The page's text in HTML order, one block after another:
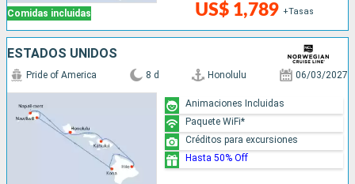
Comidas incluidas US$ 1,789 +Tasas
ESTADOS UNIDOS
Pride of America 8 d Honolulu 06/03/2027
Animaciones Incluidas
Paquete WiFi*
Créditos para excursiones
Hasta 50% Off